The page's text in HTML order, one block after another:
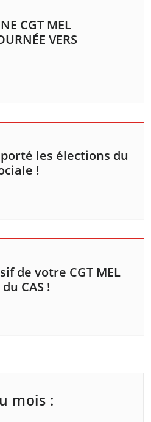
CGT MEL
VERS
les élections du
!
de votre CGT MEL
CAS !
mois :